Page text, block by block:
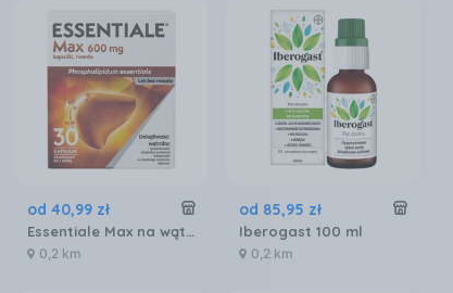
od 40,99 zł
Essentiale Max na wątrobę 600mg 30 kaps.
0,2 km
od 85,95 zł
Iberogast 100 ml
0,2 km